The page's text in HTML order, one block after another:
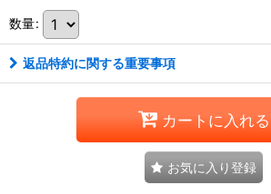
数量:
返品特約に関する重要事項
カートに入れる
お気に入り登録